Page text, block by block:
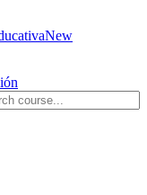
New